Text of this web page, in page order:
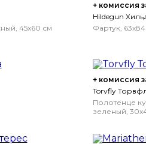
45x60 см
+ комиссия
Hildegun
Фартук,
+ комиссия
Torvfly
Полотенце
зеленый,